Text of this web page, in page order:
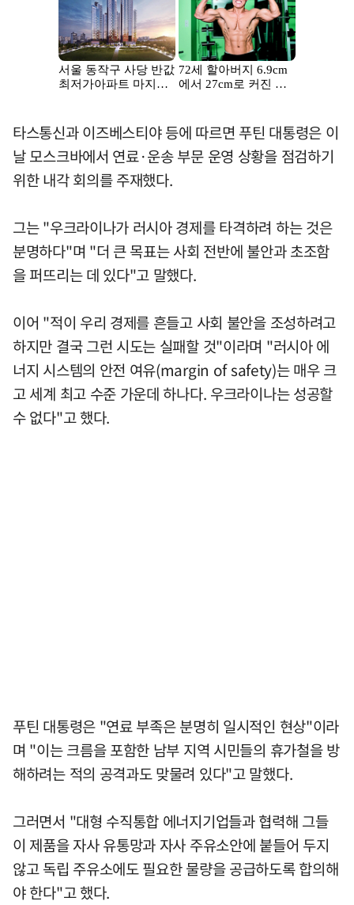
타스통신과 이즈베스티야 등에 따르면 푸틴 대통령은 이
날 모스크바에서 연료·운송 부문 운영 상황을 점검하기
위한 내각 회의를 주재했다.
그는 "우크라이나가 러시아 경제를 타격하려 하는 것은
분명하다"며 "더 큰 목표는 사회 전반에 불안과 초조함
을 퍼뜨리는 데 있다"고 말했다.
이어 "적이 우리 경제를 흔들고 사회 불안을 조성하려고
하지만 결국 그런 시도는 실패할 것"이라며 "러시아 에
너지 시스템의 안전 여유(margin of safety)는 매우 크
고 세계 최고 수준 가운데 하나다. 우크라이나는 성공할
수 없다"고 했다.
푸틴 대통령은 "연료 부족은 분명히 일시적인 현상"이라
며 "이는 크름을 포함한 남부 지역 시민들의 휴가철을 방
해하려는 적의 공격과도 맞물려 있다"고 말했다.
그러면서 "대형 수직통합 에너지기업들과 협력해 그들
이 제품을 자사 유통망과 자사 주유소안에 붙들어 두지
않고 독립 주유소에도 필요한 물량을 공급하도록 합의해
야 한다"고 했다.